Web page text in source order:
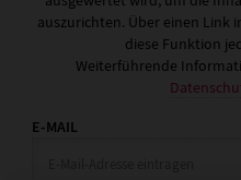
auszurichten. Über einen Link
diese Funktion
Weiterführende
E-MAIL